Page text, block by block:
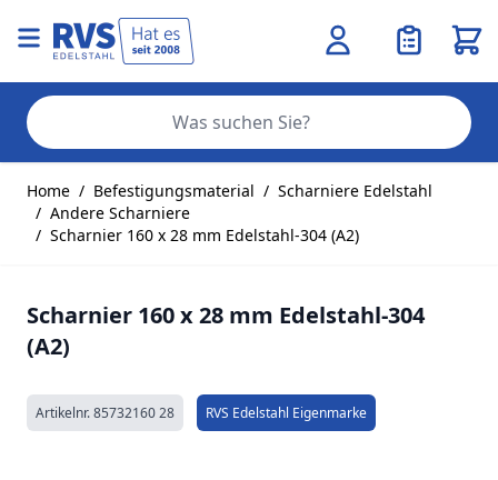
Home / Befestigungsmaterial / Scharniere Edelstahl
/ Andere Scharniere
/ Scharnier 160 x 28 mm Edelstahl-304 (A2)
Scharnier 160 x 28 mm Edelstahl-304
(A2)
Artikelnr.85732160 28 RVS Edelstahl Eigenmarke